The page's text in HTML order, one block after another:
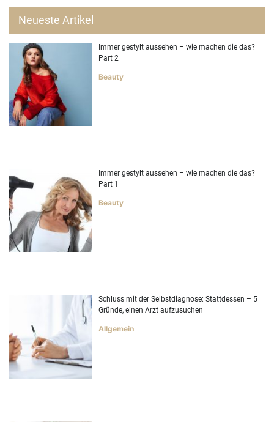
Neueste Artikel
Immer gestylt aussehen – wie machen die das?
Part 2
Beauty
Immer gestylt aussehen – wie machen die das?
Part 1
Beauty
Schluss mit der Selbstdiagnose: Stattdessen – 5
Gründe, einen Arzt aufzusuchen
Allgemein